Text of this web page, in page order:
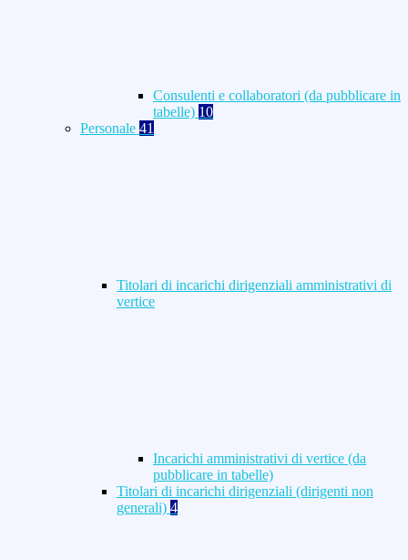
Consulenti e collaboratori (da pubblicare in
tabelle) 10
Personale 41
Titolari di incarichi dirigenziali amministrativi di
vertice
Incarichi amministrativi di vertice (da
pubblicare in tabelle)
Titolari di incarichi dirigenziali (dirigenti non
generali) 4